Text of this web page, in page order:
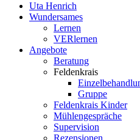
Uta Henrich
Wundersames
Lernen
VERlernen
Angebote
Beratung
Feldenkrais
Gruppe
Feldenkrais Kinder
Mühlengespräche
Supervision
Rezensionen